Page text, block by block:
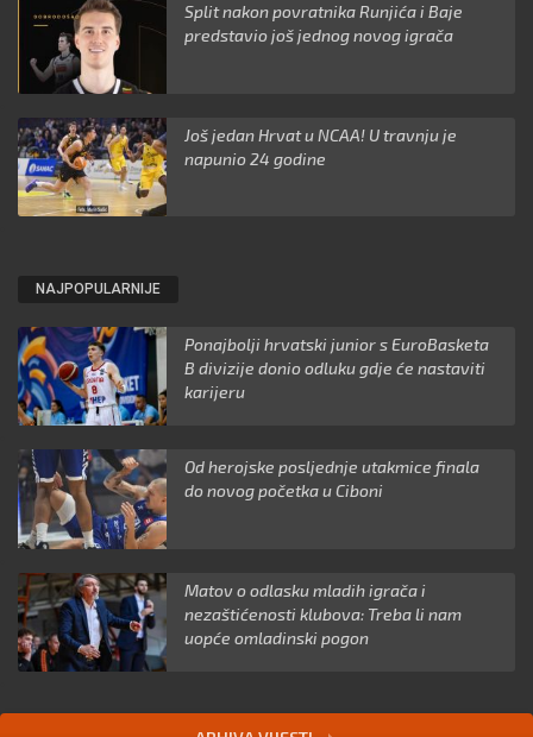
Split nakon povratnika Runjića i Baje
predstavio još jednog novog igrača
Još jedan Hrvat u NCAA! U travnju je
napunio 24 godine
NAJPOPULARNIJE
Ponajbolji hrvatski junior s EuroBasketa
B divizije donio odluku gdje će nastaviti
karijeru
Od herojske posljednje utakmice finala
do novog početka u Ciboni
Matov o odlasku mladih igrača i
nezaštićenosti klubova: Treba li nam
uopće omladinski pogon